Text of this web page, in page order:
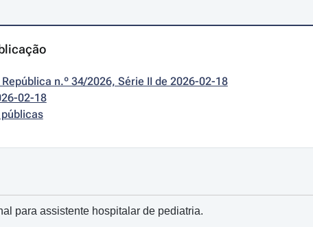
n.º 34/2026, Série II de 2026-02-18
02-18
para assistente hospitalar de pediatria.